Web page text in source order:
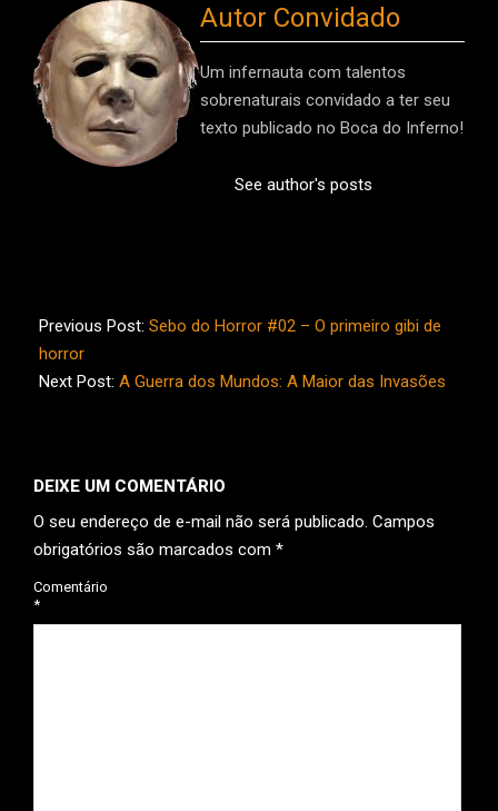
Autor Convidado
Um infernauta com talentos
sobrenaturais convidado a ter seu
texto publicado no Boca do Inferno!
See author's posts
06-
26
Previous Post: Sebo do Horror #02 – O primeiro gibi de
horror
Next Post: A Guerra dos Mundos: A Maior das Invasões
DEIXE UM COMENTÁRIO
O seu endereço de e-mail não será publicado. Campos
obrigatórios são marcados com *
Comentário
*